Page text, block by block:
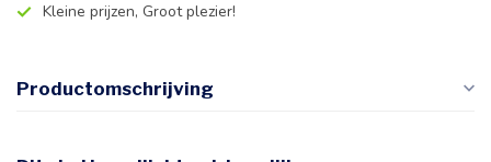
Kleine prijzen, Groot plezier!
Productomschrijving